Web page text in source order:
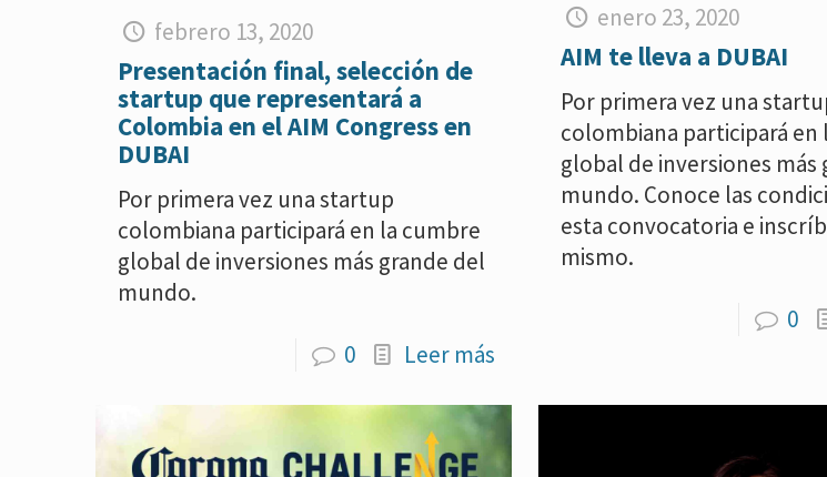
febrero 13, 2020
Presentación final, selección de
startup que representará a
Colombia en el AIM Congress en
DUBAI
Por primera vez una startup
colombiana participará en la cumbre
global de inversiones más grande del
mundo.
0 Leer más
enero 23, 2020
AIM te lleva a DUBAI
Por primera vez una
colombiana participará en
global de inversiones más
mundo. Conoce las
esta convocatoria e
mismo.
0